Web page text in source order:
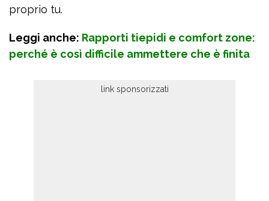
proprio tu.
Leggi anche: Rapporti tiepidi e comfort zone:
perché è così difficile ammettere che è finita